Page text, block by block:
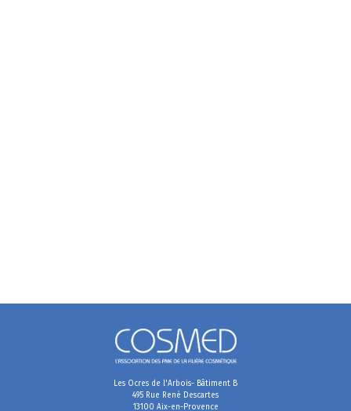
Les Ocres de l'Arbois- Bâtiment B
495 Rue René Descartes
13100 Aix-en-Provence